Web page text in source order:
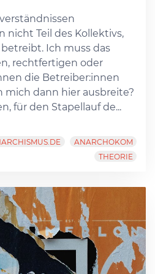
nicht Teil des Kollektivs,
Ich muss das
rechtfertigen oder
die Betreiber:innen
mich dann hier ausbreite?
für den Stapellauf de...
ANARCHOKOM
THEORIE